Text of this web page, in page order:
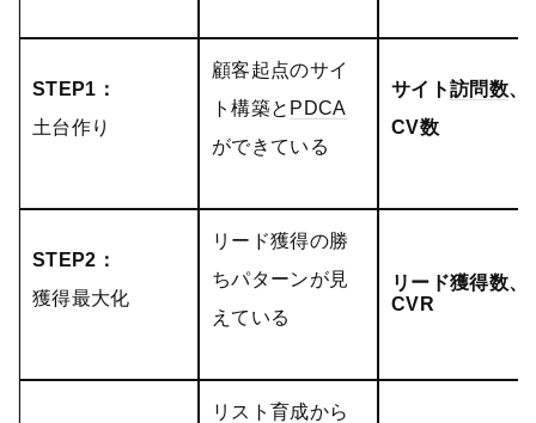
STEP1：
土台作り
顧客起点のサイ
ト構築と PDCA
ができている
サイト訪問数、
CV数
STEP2：
獲得最大化
リード獲得の勝
ちパターンが見
えている
リード獲得数、
CVR
リスト育成から